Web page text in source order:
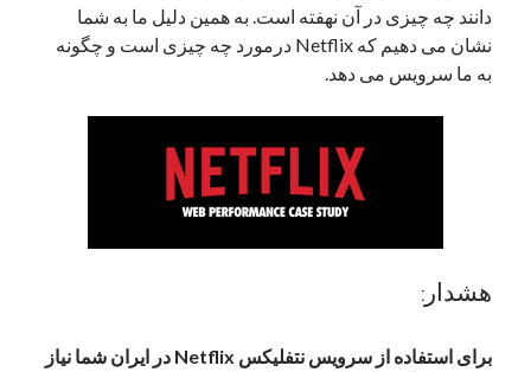
بایگانی‌ها
دسته‌ها
دسته‌بندی نشده
دانند چه چیزی در آن نهفته است. به همین دلیل ما به شما
نشان می دهیم که Netflix درمورد چه چیزی است و چگونه
به ما سرویس می دهد.
هشدار:
برای استفاده از سرویس نتفلیکس Netflix در ایران شما نیاز